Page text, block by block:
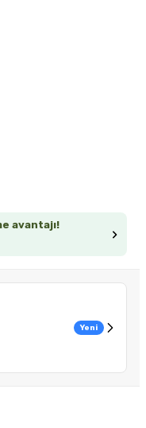
avantajı!
Yeni